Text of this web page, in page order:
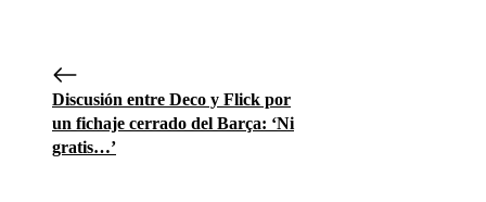
Discusión entre Deco y Flick por
un fichaje cerrado del Barça: ‘Ni
gratis…’